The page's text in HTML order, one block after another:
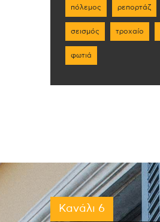
πόλεμος ρεπορτάζ
σεισμός τροχαίο
φωτιά
Κανάλι 6